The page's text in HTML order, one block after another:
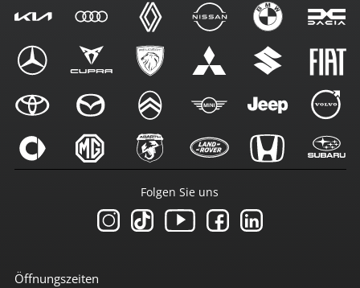
Öffnungszeiten
Folgen Sie uns